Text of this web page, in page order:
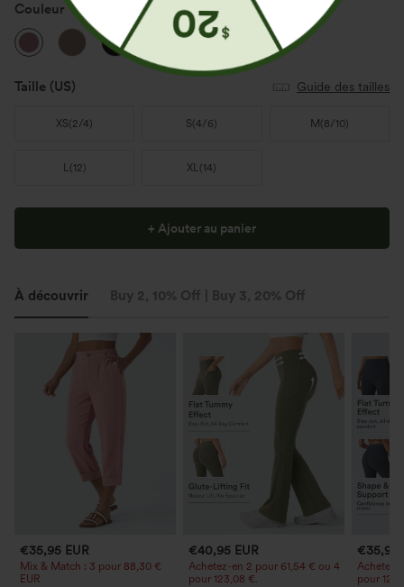
Couleur Deco Rose
Taille (US) Guide des tailles
XS(2/4) S(4/6) M (8/10)
L(12) XL(14)
+ Ajouter au panier
À découvrir Buy 2, 10% Off | Buy 3, 20% Off
€35,95 EUR
Mix & Match : 3 pour 88,30 €
EUR
€40,95 EUR
Achetez-en 2 pour 61,54 € ou 4
pour 123,08 €.
€35,95
Achetez-
pour